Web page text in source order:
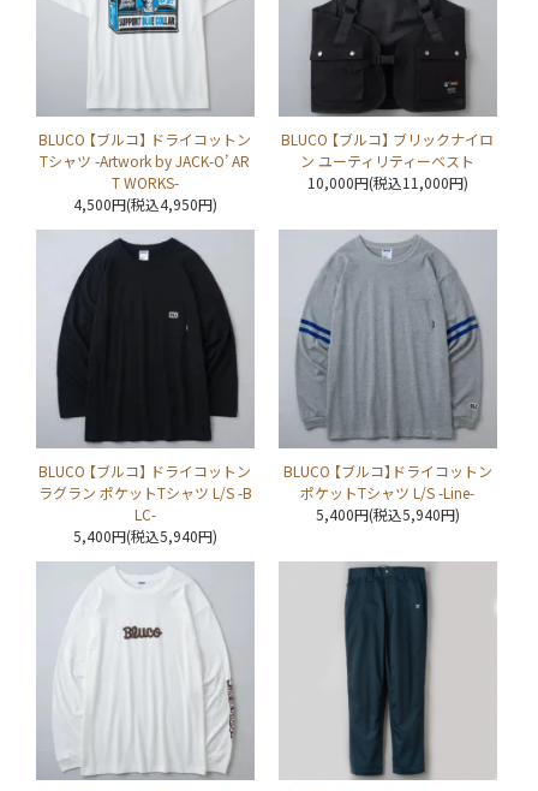
BLUCO 【ブルコ】 ドライコットン
Tシャツ -Artwork by JACK-O’ AR
T WORKS-
4,500円(税込4,950円)
BLUCO 【ブルコ】 ブリックナイロ
ン ユーティリティーベスト
10,000円(税込11,000円)
BLUCO 【ブルコ】 ドライコットン
ラグラン ポケットTシャツ L/S -B
LC-
5,400円(税込5,940円)
BLUCO 【ブルコ】ドライコットン
ポケットTシャツ L/S -Line-
5,400円(税込5,940円)